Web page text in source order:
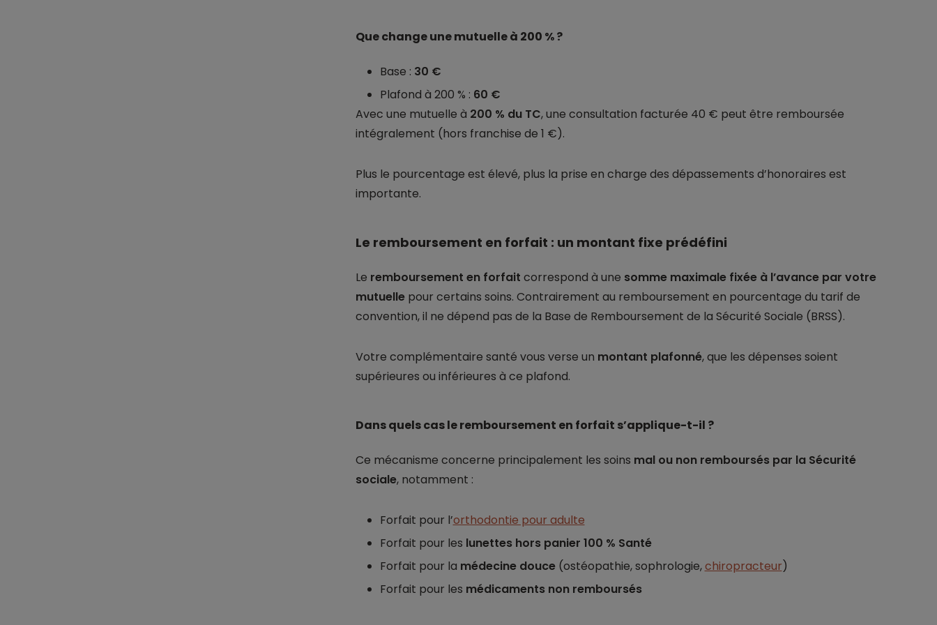
Que change une mutuelle à 200 % ?
Base : 30 €
Plafond à 200 % : 60 €
Avec une mutuelle à 200 % du TC, une consultation facturée 40 € peut être remboursée
intégralement (hors franchise de 1 €).
Plus le pourcentage est élevé, plus la prise en charge des dépassements d’honoraires est
importante.
Le remboursement en forfait : un montant fixe prédéfini
Le remboursement en forfait correspond à une somme maximale fixée à l’avance par votre
mutuellepour certains soins. Contrairement au remboursement en pourcentage du tarif de
convention, il ne dépend pas de la Base de Remboursement de la Sécurité Sociale (BRSS).
Votre complémentaire santé vous verse un montant plafonné, que les dépenses soient
supérieures ou inférieures à ce plafond.
Dans quels cas le remboursement en forfait s’applique-t-il ?
Ce mécanisme concerne principalement les soins mal ou non remboursés par la Sécurité
sociale, notamment :
Forfait pour l’orthodontie pour adulte
Forfait pour les lunettes hors panier 100 % Santé
Forfait pour la médecine douce(ostéopathie, sophrologie,chiropracteur)
Forfait pour les médicaments non remboursés